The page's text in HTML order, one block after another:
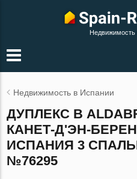
Недвижимость
Недвижимость в Испании
ДУПЛЕКС В
КАНЕТ-Д'ЭН-
ИСПАНИЯ 3
№76295